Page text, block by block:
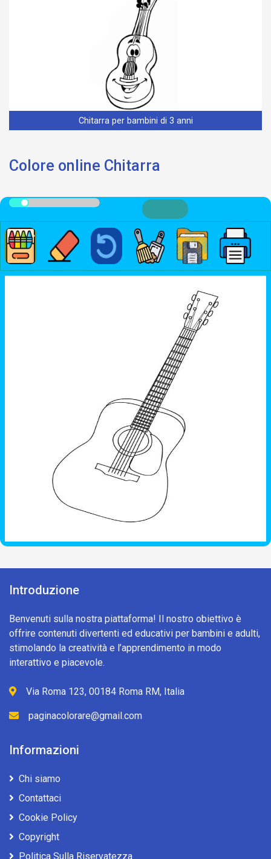
Chitarra per bambini di 3 anni
Colore online Chitarra
Introduzione
Benvenuti sulla nostra piattaforma! Il nostro obiettivo è
offrire contenuti divertenti ed educativi per bambini e adulti,
stimolando la creatività e l’apprendimento in modo
interattivo e piacevole.
Via Roma 123, 00184 Roma RM, Italia
paginacolorare@gmail.com
Informazioni
Chi siamo
Contattaci
Cookie Policy
Copyright
Politica Sulla Riservatezza